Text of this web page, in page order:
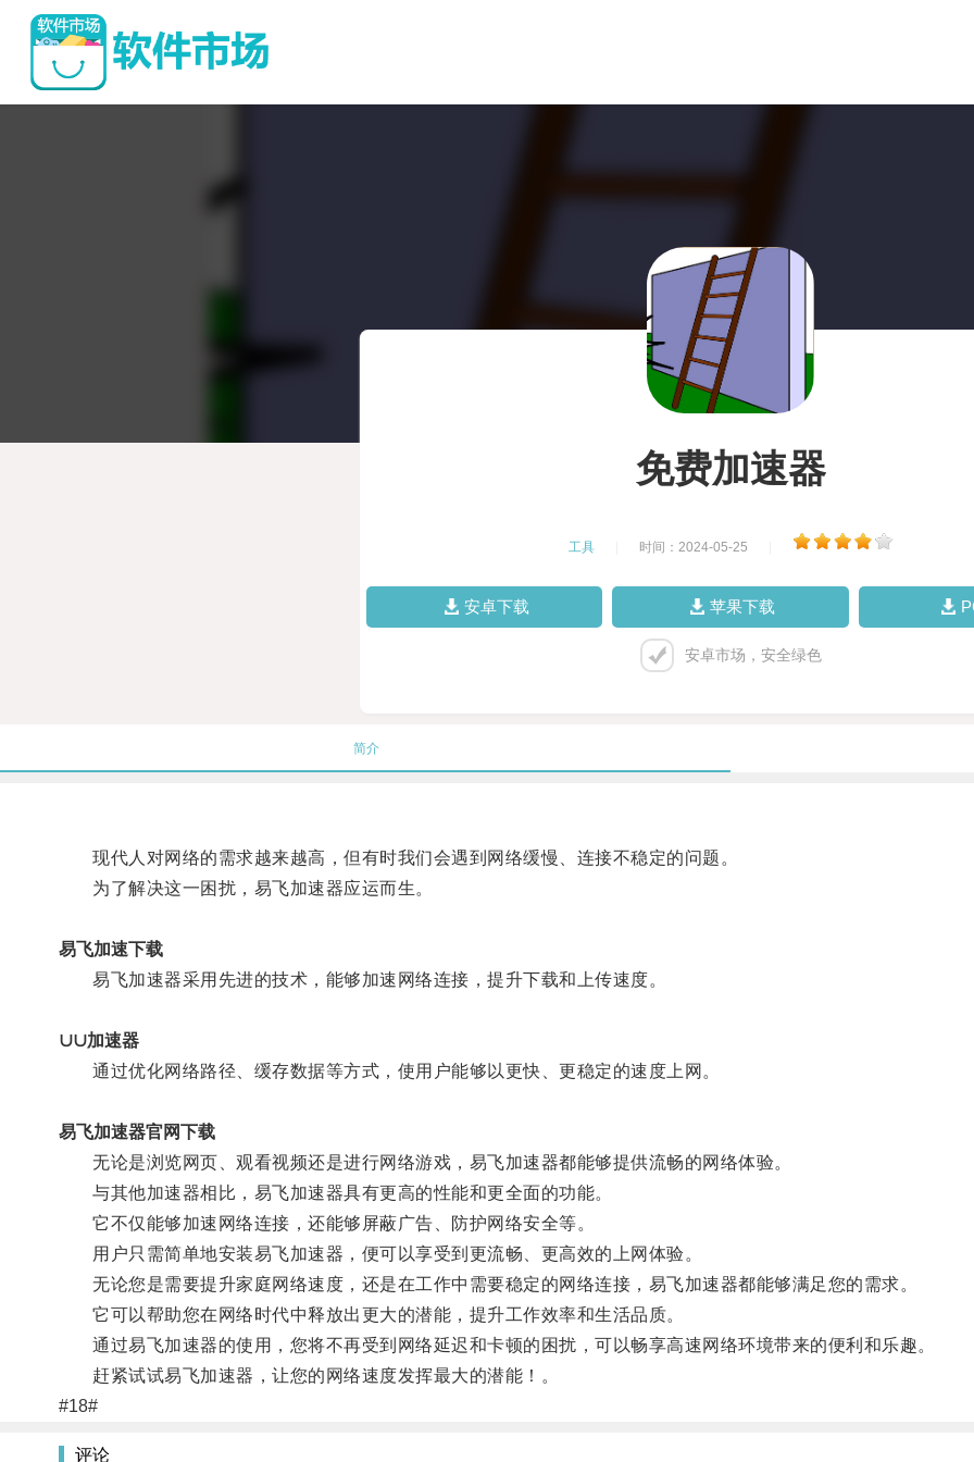
免费加速器
工具 时间：2024-05-25
安卓下载 苹果下载
安卓市场，安全绿色
简介
现代人对网络的需求越来越高，但有时我们会遇到网络缓慢、连接不稳定的问题。
为了解决这一困扰，易飞加速器应运而生。
易飞加速下载
易飞加速器采用先进的技术，能够加速网络连接，提升下载和上传速度。
∪∪加速器
通过优化网络路径、缓存数据等方式，使用户能够以更快、更稳定的速度上网。
易飞加速器官网下载
无论是浏览网页、观看视频还是进行网络游戏，易飞加速器都能够提供流畅的网络体验。
与其他加速器相比，易飞加速器具有更高的性能和更全面的功能。
它不仅能够加速网络连接，还能够屏蔽广告、防护网络安全等。
用户只需简单地安装易飞加速器，便可以享受到更流畅、更高效的上网体验。
无论您是需要提升家庭网络速度，还是在工作中需要稳定的网络连接，易飞加速器都能够满足您的需求。
它可以帮助您在网络时代中释放出更大的潜能，提升工作效率和生活品质。
通过易飞加速器的使用，您将不再受到网络延迟和卡顿的困扰，可以畅享高速网络环境带来的便利和乐趣。
赶紧试试易飞加速器，让您的网络速度发挥最大的潜能！。
#18#
评论